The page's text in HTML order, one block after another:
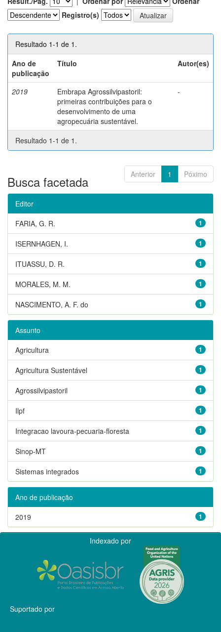
Registro(s)
Resultado 1-1 de 1.
Ano de
publicação
Título Autor(es)
2019
Embrapa Agrossilvipastoril:
primeiras contribuições para o
desenvolvimento de uma
agropecuária sustentável.
-
Resultado 1-1 de 1.
Anterior 1 Póximo
Busca facetada
Editor
1
FARIA, G. R.
1
ISERNHAGEN, I.
1
ITUASSU, D. R.
1
MORALES, M. M.
1
NASCIMENTO, A. F. do
Assunto
1
Agricultura
1
Agricultura Sustentável
1
Agrossilvipastoril
1
Ilpf
1
Integracao lavoura-pecuaria-floresta
1
Sinop-MT
1
Sistemas integrados
Ano de publicação
1
2019
Indexado por
Suportado por